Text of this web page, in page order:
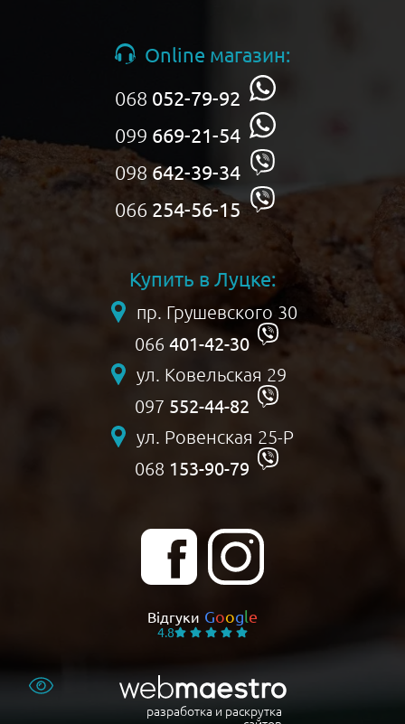
Відгуки Google
4.8
Online магазин:
068 052-79-92
099 669-21-54
098 642-39-34
066 254-56-15
Купить в Луцке:
пр. Грушевского 30
066 401-42-30
ул. Ковельская 29
097 552-44-82
ул. Ровенская 25-Р
068 153-90-79
разработка и раскрутка